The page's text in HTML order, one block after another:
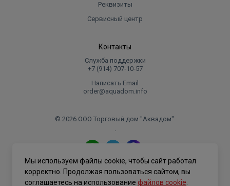
Реквизиты
Сервисный центр
Контакты
Служба поддержки
+7 (914) 707‑10‑57
Написать Email
order@aquadom.info
© 2026 ООО Торговый дом "Аквадом".
.
Политика конфиденциальности
Мы используем файлы cookie, чтобы сайт работал
корректно. Продолжая пользоваться сайтом, вы
соглашаетесь на использование файлов cookie